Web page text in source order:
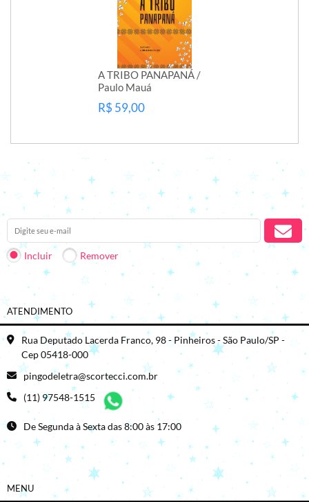
A TRIBO PANAPANÁ /
Paulo Mauá
R$ 59,00
Receba nossas novidades em seu e-mail.
Incluir Remover
ATENDIMENTO
Rua Deputado Lacerda Franco, 98 - Pinheiros - São Paulo/SP -
Cep 05418-000
pingodeletra@scortecci.com.br
(11) 97548-1515
De Segunda à Sexta das 8:00 às 17:00
MENU